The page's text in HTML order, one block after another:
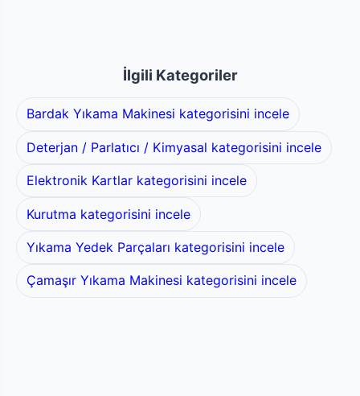
İlgili Kategoriler
Bardak Yıkama Makinesi kategorisini incele
Deterjan / Parlatıcı / Kimyasal kategorisini incele
Elektronik Kartlar kategorisini incele
Kurutma kategorisini incele
Yıkama Yedek Parçaları kategorisini incele
Çamaşır Yıkama Makinesi kategorisini incele